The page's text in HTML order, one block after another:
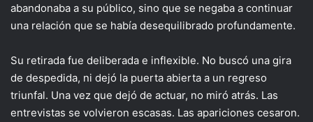
abandonaba a su público, sino que se negaba a continuar
una relación que se había desequilibrado profundamente.
Su retirada fue deliberada e inflexible. No buscó una gira
de despedida, ni dejó la puerta abierta a un regreso
triunfal. Una vez que dejó de actuar, no miró atrás. Las
entrevistas se volvieron escasas. Las apariciones cesaron.